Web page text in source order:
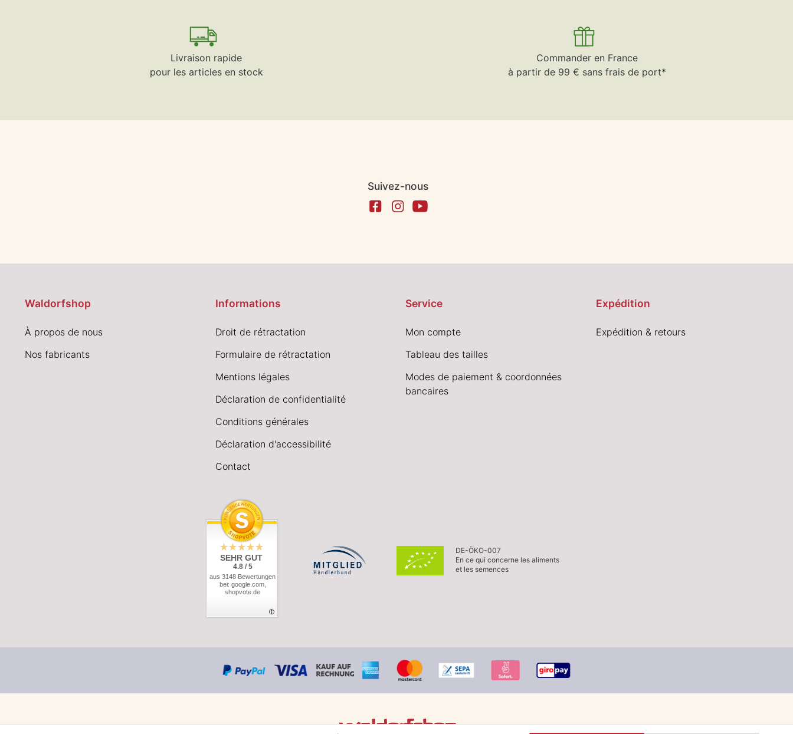
Livraison rapide
pour les articles en stock
Commander en France
à partir de 99 € sans frais de port*
Suivez-nous
Waldorfshop
À propos de nous
Nos fabricants
Informations
Droit de rétractation
Formulaire de rétractation
Mentions légales
Déclaration de confidentialité
Conditions générales
Déclaration d'accessibilité
Contact
Service
Mon compte
Tableau des tailles
Modes de paiement & coordonnées
bancaires
Expédition
Expédition & retours
SEHR GUT
4.8 / 5
aus 3148 Bewertungen
bei: google.com,
shopvote.de
DE-ÖKO-007
En ce qui concerne les aliments
et les semences